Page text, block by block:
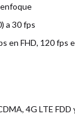
a 30 fps
en FHD, 120 fps
4G LTE FDD